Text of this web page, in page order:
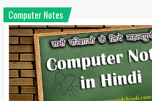
Computer Notes